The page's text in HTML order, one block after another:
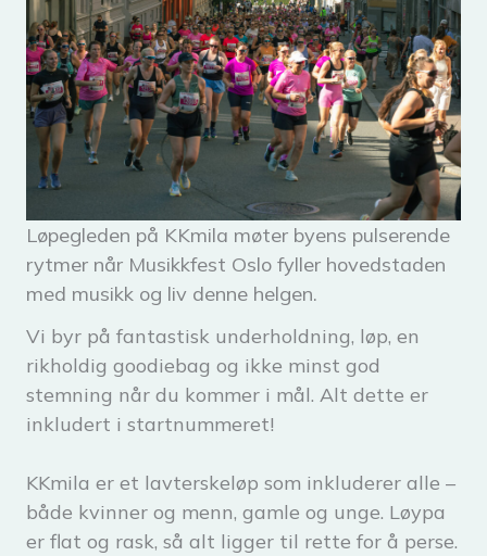
Løpegleden på KKmila møter byens pulserende
rytmer når Musikkfest Oslo fyller hovedstaden
med musikk og liv denne helgen.
Vi byr på fantastisk underholdning, løp, en
rikholdig goodiebag og ikke minst god
stemning når du kommer i mål. Alt dette er
inkludert i startnummeret!
KKmila er et lavterskeløp som inkluderer alle –
både kvinner og menn, gamle og unge. Løypa
er flat og rask, så alt ligger til rette for å perse.